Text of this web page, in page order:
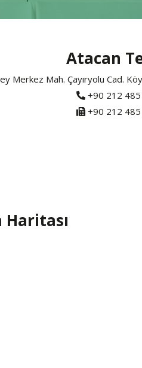
Atacan
Merkez Mah. Çayıryolu Cad.
+90 212
+90 212
Haritası